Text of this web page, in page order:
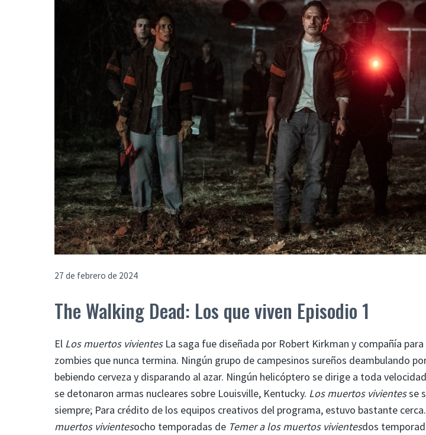
27 de febrero de 2024
The Walking Dead: Los que viven Episodio 1
El Los muertos vivientesLa saga fue diseñada por Robert Kirkman y compañía
zombies que nunca termina. Ningún grupo de campesinos sureños deambulando
bebiendo cerveza y disparando al azar. Ningún helicóptero se dirige a toda
se detonaron armas nucleares sobre Louisville, Kentucky. Los muertos vivientesse
siempre; Para crédito de los equipos creativos del programa, estuvo bastante
muertos vivientesocho temporadas de Temer a los muertos vivientesdos